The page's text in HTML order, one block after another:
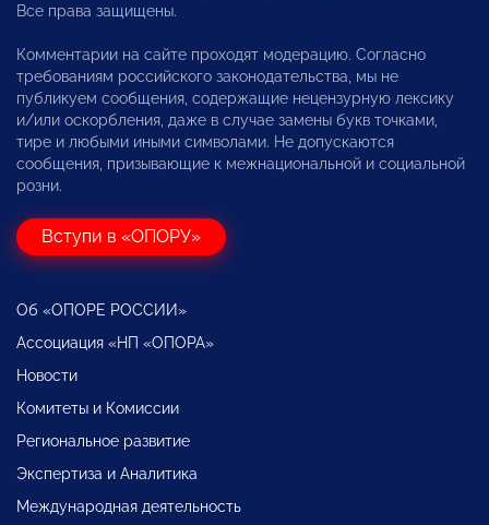
Все права защищены.
Комментарии на сайте проходят модерацию. Согласно
требованиям российского законодательства, мы не
публикуем сообщения, содержащие нецензурную лексику
и/или оскорбления, даже в случае замены букв точками,
тире и любыми иными символами. Не допускаются
сообщения, призывающие к межнациональной и социальной
розни.
Вступи в «ОПОРУ»
Об «ОПОРЕ РОССИИ»
Ассоциация «НП «ОПОРА»
Новости
Комитеты и Комиссии
Региональное развитие
Экспертиза и Аналитика
Международная деятельность